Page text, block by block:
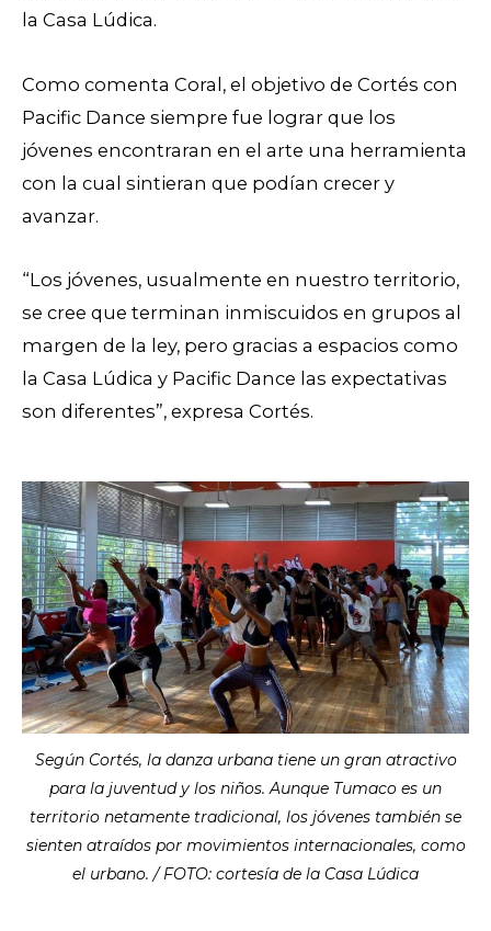
la Casa Lúdica.
Como comenta Coral, el objetivo de Cortés con
Pacific Dance siempre fue lograr que los
jóvenes encontraran en el arte una herramienta
con la cual sintieran que podían crecer y
avanzar.
“Los jóvenes, usualmente en nuestro territorio,
se cree que terminan inmiscuidos en grupos al
margen de la ley, pero gracias a espacios como
la Casa Lúdica y Pacific Dance las expectativas
son diferentes”, expresa Cortés.
Según Cortés, la danza urbana tiene un gran atractivo
para la juventud y los niños. Aunque Tumaco es un
territorio netamente tradicional, los jóvenes también se
sienten atraídos por movimientos internacionales, como
el urbano. / FOTO: cortesía de la Casa Lúdica